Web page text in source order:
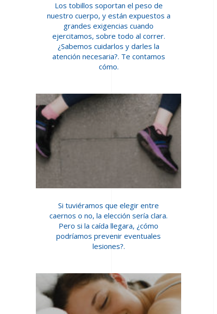
Los tobillos soportan el peso de
nuestro cuerpo, y están expuestos a
grandes exigencias cuando
ejercitamos, sobre todo al correr.
¿Sabemos cuidarlos y darles la
atención necesaria?. Te contamos
cómo.
Si tuviéramos que elegir entre
caernos o no, la elección sería clara.
Pero si la caída llegara, ¿cómo
podríamos prevenir eventuales
lesiones?.